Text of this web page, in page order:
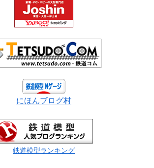
にほんブログ村
鉄道模型ランキング